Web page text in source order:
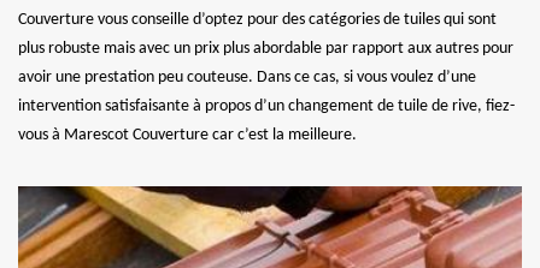
Couverture vous conseille d’optez pour des catégories de tuiles qui sont
plus robuste mais avec un prix plus abordable par rapport aux autres pour
avoir une prestation peu couteuse. Dans ce cas, si vous voulez d’une
intervention satisfaisante à propos d’un changement de tuile de rive, fiez-
vous à Marescot Couverture car c’est la meilleure.